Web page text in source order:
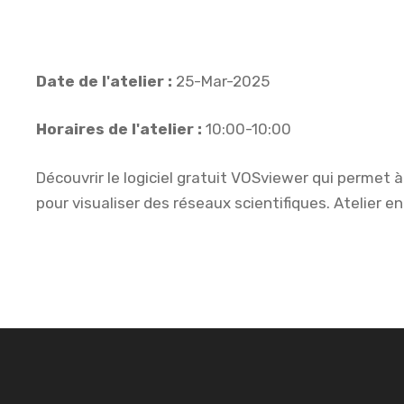
Date de l'atelier : 25-Mar-2025
Horaires de l'atelier : 10:00-10:00
Découvrir le logiciel gratuit VOSviewer qui
pour visualiser des réseaux scientifiques. Atelier